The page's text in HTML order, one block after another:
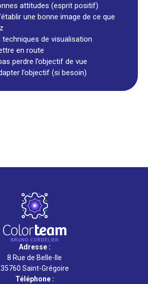
attitudes (esprit positif)
une bonne image de ce que
techniques de visualisation
en route
perdre l’objectif de vue
l’objectif (si besoin)
Adresse :
8 Rue de Belle-Ile
35760 Saint-Grégoire
Téléphone :